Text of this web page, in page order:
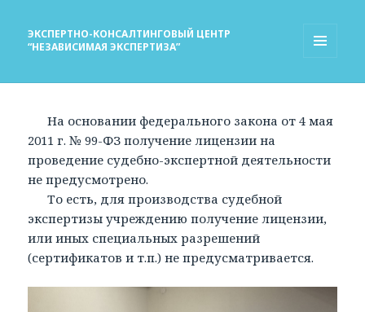
ЭКСПЕРТНО-КОНСАЛТИНГОВЫЙ ЦЕНТР
“НЕЗАВИСИМАЯ ЭКСПЕРТИЗА”
На основании федерального закона от 4 мая
2011 г. № 99-ФЗ получение лицензии на
проведение судебно-экспертной деятельности
не предусмотрено.
То есть, для производства судебной
экспертизы учреждению получение лицензии,
или иных специальных разрешений
(сертификатов и т.п.) не предусматривается.